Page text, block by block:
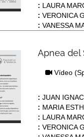
: LAURA
: VERONICA
: VANESSA
Apnea del
Vídeo
: JUAN
: MARIA
: LAURA
: VERONICA